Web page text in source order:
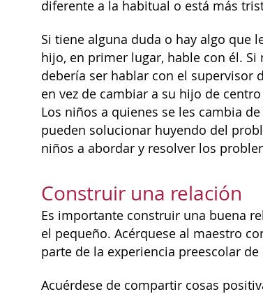
diferente a la habitual o está más
Si tiene alguna duda o hay algo que
hijo, en primer lugar, hable con él.
debería ser hablar con el supervisor
en vez de cambiar a su hijo de
Los niños a quienes se les cambia
pueden solucionar huyendo del
niños a abordar y resolver los
Construir una relación
Es importante construir una buena
el pequeño. Acérquese al maestro
parte de la experiencia preescolar
Acuérdese de compartir cosas